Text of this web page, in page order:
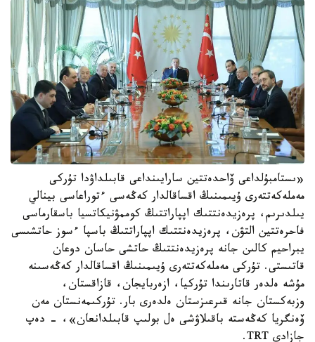
«ىستامبۇلداعى ۆاحدەتتين سارايىنداعى قابىلداۋدا تۇركى
مەملەكەتتەرى ۇيىمىنىڭ اقساقالدار كەڭەسى ءتوراعاسى بينالي
يىلدىرىم، پرەزيدەنتتىك اپپاراتتىڭ كوممۋنيكاتسيا باسقارماسى
فاحرەتتين التۋن، پرەزيدەنتتىك اپپاراتتىڭ باسپا ءسوز حاتشىسى
يبراحيم كالىن جانە پرەزيدەنتتىڭ حاتشى حاسان دوعان
قاتىستى. تۇركى مەملەكەتتەرى ۇيىمىنىڭ اقساقالدار كەڭەسىنە
مۇشە ەلدەر قاتارىندا تۇركيا، ازەربايجان، قازاقستان،
وزبەكستان جانە قىرعىزستان ەلدەرى بار. تۇركىمەنستان مەن
ۆەنگريا كەڭەستە باقىلاۋشى ەل بولىپ قابىلدانعان»، - دەپ
جازادى TRT.